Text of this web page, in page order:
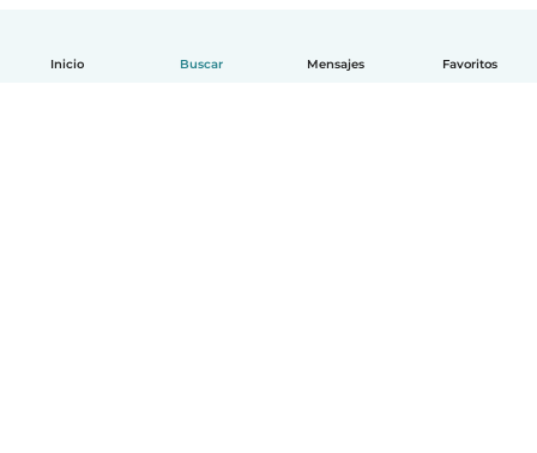
Inicio Buscar Mensajes Favoritos